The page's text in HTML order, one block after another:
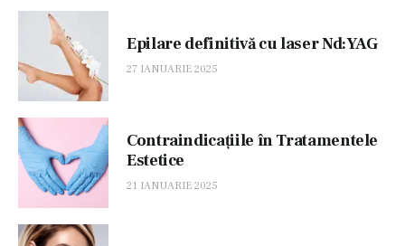
Epilare definitivă cu laser Nd:YAG
27 IANUARIE 2025
Contraindicațiile în Tratamentele
Estetice
21 IANUARIE 2025